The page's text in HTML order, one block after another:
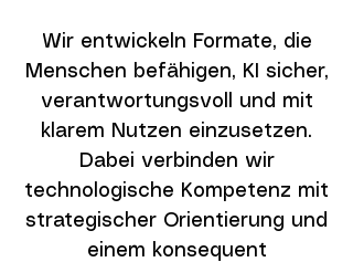
Wir entwickeln Formate, die
Menschen befähigen, KI sicher,
verantwortungsvoll und mit
klarem Nutzen einzusetzen.
Dabei verbinden wir
technologische Kompetenz mit
strategischer Orientierung und
einem konsequent